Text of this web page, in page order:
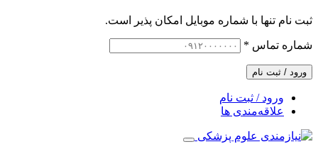
ثبت نام تنها با شماره موبایل امکان پذیر است.
شماره تماس *
ورود / ثبت نام
ورود / ثبت نام
علاقه‌مندی ها